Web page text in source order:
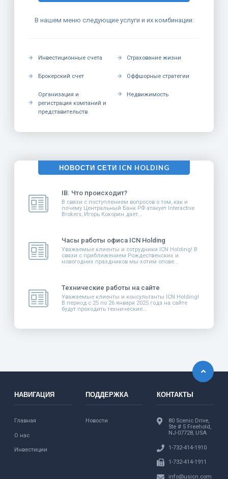
В нашем меню следующие услуги и их комбинации:
Инвестиционные счета Страхование жизни
Брокерский счет Оффшорные стратегии
Организация и
регистрация компаний и
представительств
Недвижимость
НОВОСТИ СЕТИ ICN HOLDING
IB. Что происходит?
В связи с поступлением вопросов о том, как и
почему Центральный Банк РФ атакует Interactive
Brokers, Игорь Кокорин дает...
Часы работы офиса ICN Holding
Уважаемые клиенты и сотрудники ICN Holding! В
связи с приближением Рождественских и
новогодних праздников мы хотим опове...
Технические работы на сайте
Уважаемые клиенты и консультанты ICN Holding!
В период с 25 по 26 января 2025 года на сайте
будут проходить технические...
НАВИГАЦИЯ
Главная
О нас
Инвестиции
ПОДДЕРЖКА
Новости
КОНТАКТЫ
80 Scenic Drive,
Ste # 5 Freehold,
NJ-07728, USA
1-732-414-1910
1-732-414-1911
info@usicn.com